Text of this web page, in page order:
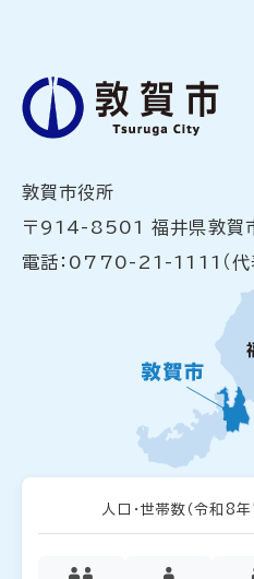
敦賀市役所
〒914-8501 福井県敦賀
電話：0770-21-1111（代
人口・世帯数 （令和8